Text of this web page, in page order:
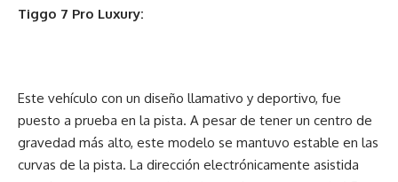
Tiggo 7 Pro Luxury:
Este vehículo con un diseño llamativo y deportivo, fue
puesto a prueba en la pista. A pesar de tener un centro de
gravedad más alto, este modelo se mantuvo estable en las
curvas de la pista. La dirección electrónicamente asistida